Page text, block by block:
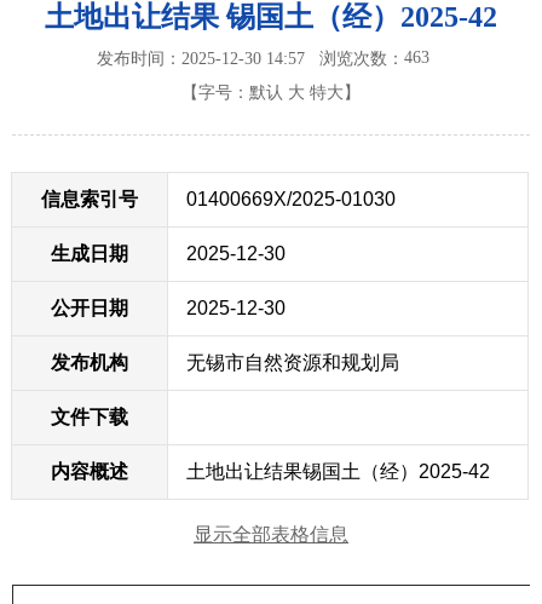
土地出让结果 锡国土（经）2025-42
发布时间：2025-12-30 14:57 浏览次数： 463
【字号： 默认 大 特大 】
信息索引号 01400669X/2025-01030
生成日期 2025-12-30
公开日期 2025-12-30
发布机构 无锡市自然资源和规划局
文件下载
内容概述 土地出让结果锡国土（经）2025-42
显示全部表格信息